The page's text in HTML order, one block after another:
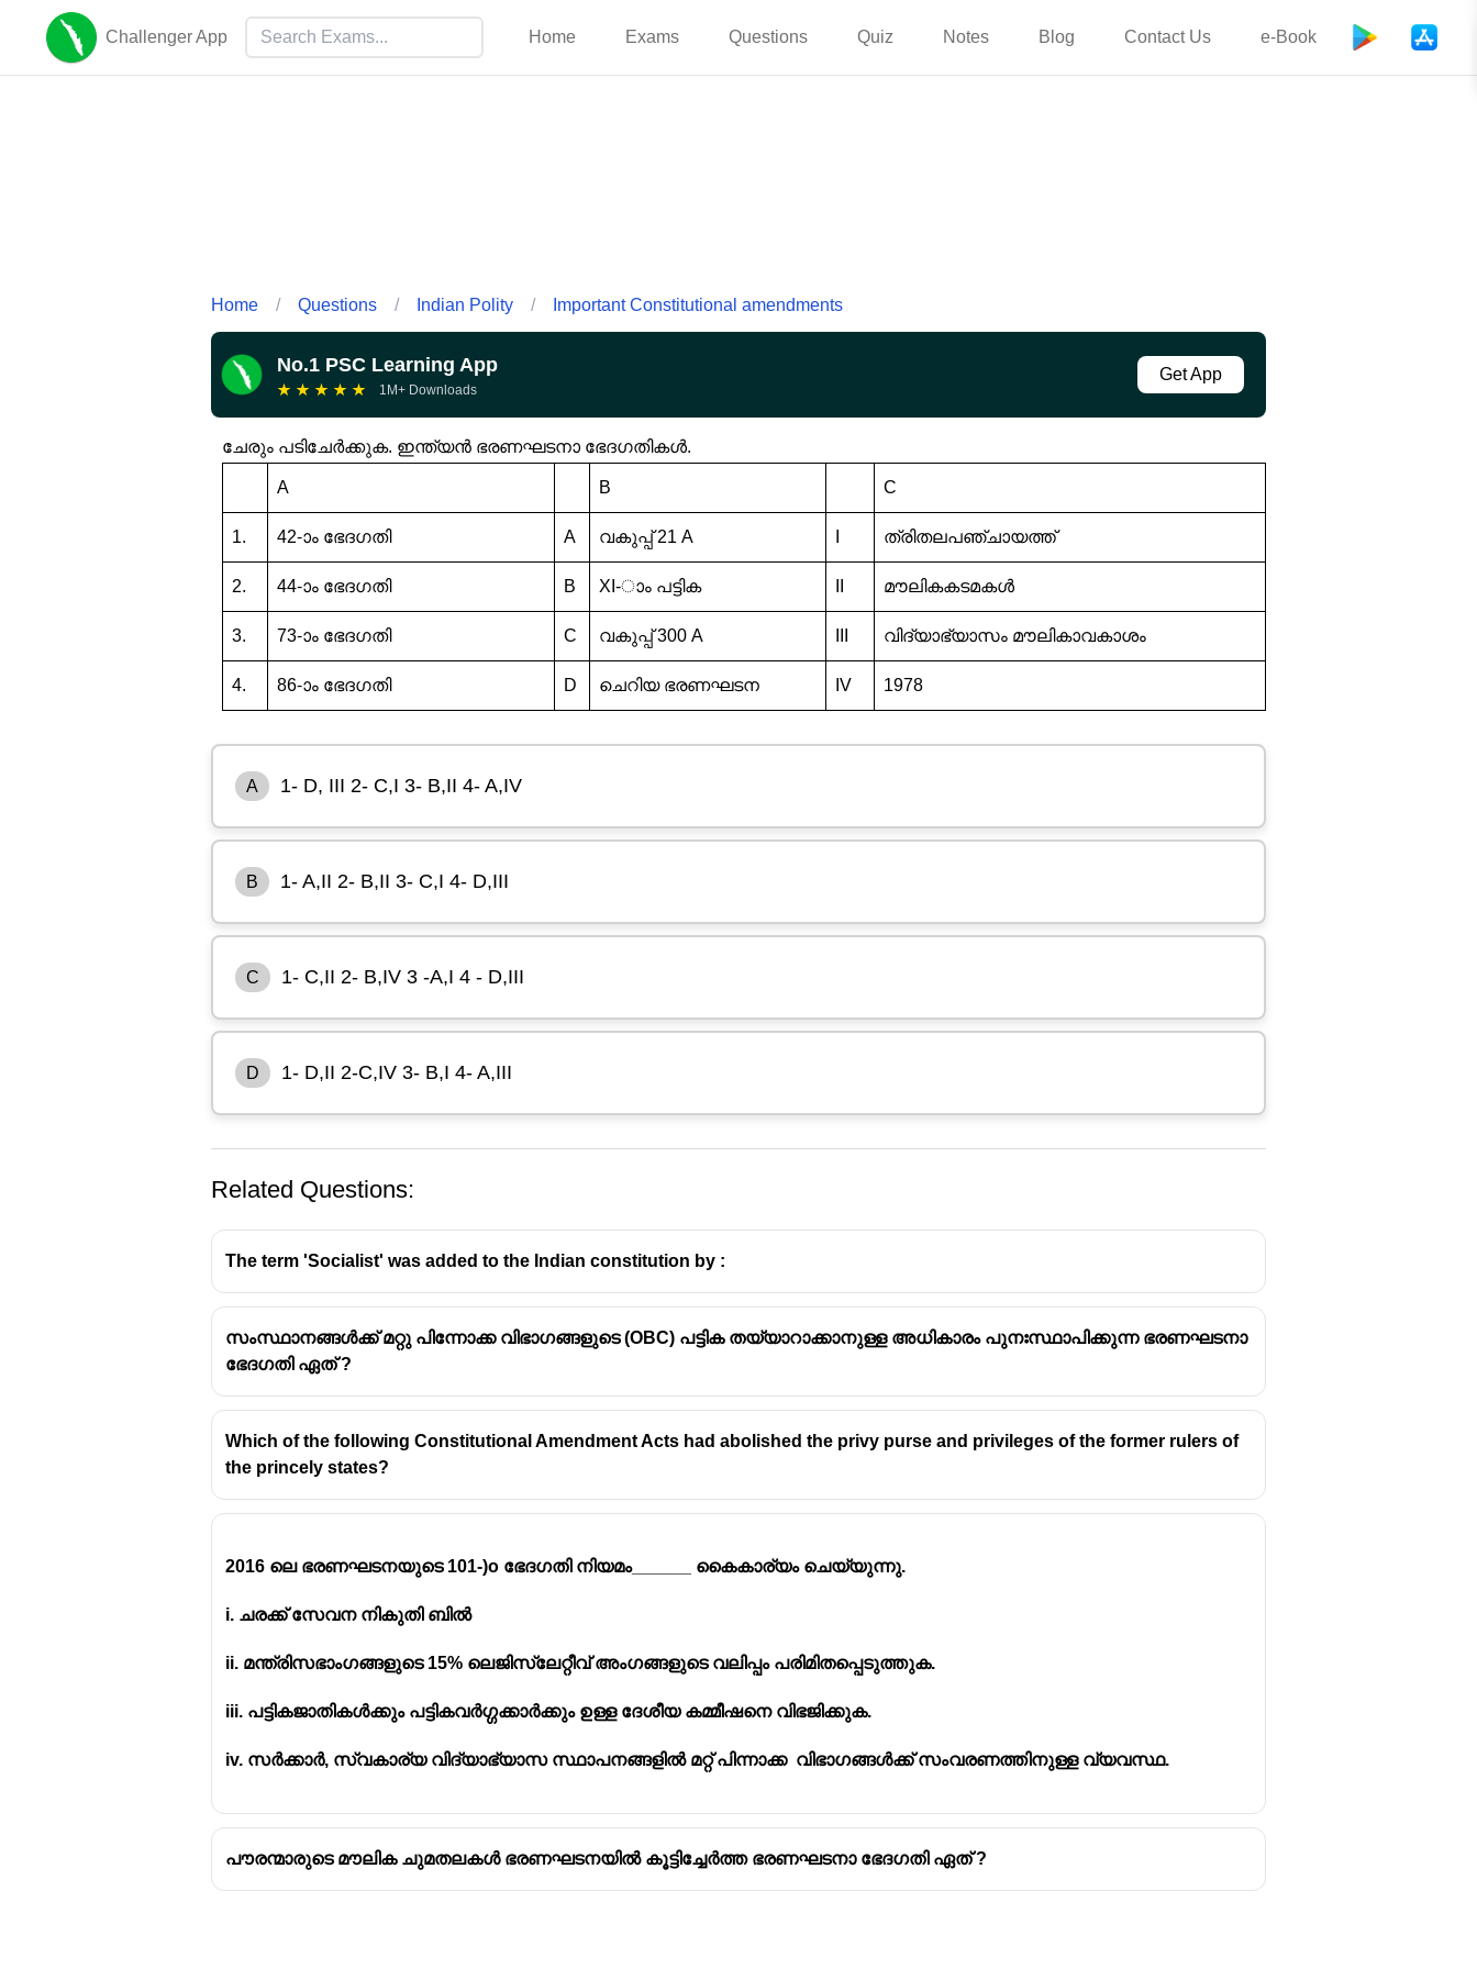
Challenger App Home Exams Questions Quiz Notes Blog Contact Us e-Book
Home / Questions / Indian Polity / Important Constitutional amendments
No.1 PSC Learning App
★ ★ ★ ★ ★ 1M+ Downloads
Get App
ചേരും പടിചേർക്കുക. ഇന്ത്യൻ ഭരണഘടനാ ഭേദഗതികൾ.
A B C
1. 42-ാം ഭേദഗതി A വകുപ്പ് 21 A ത്രിതലപഞ്ചായത്ത്
2. 44-ാം ഭേദഗതി B XI-ാം പട്ടിക മൗലികകടമകൾ
3. 73-ാം ഭേദഗതി C വകുപ്പ് 300 A വിദ്യാഭ്യാസം മൗലികാവകാശം
4. 86-ാം ഭേദഗതി D ചെറിയ ഭരണഘടന IV 1978
A 1- D, III 2- C,I 3- B,II 4- A,IV
B 1- A,II 2- B,II 3- C,I 4- D,III
C 1- C,II 2- B,IV 3 -A,I 4 - D,III
D 1- D,II 2-C,IV 3- B,I 4- A,III
ശരിയായ ഉത്തരം: ഓപ്ഷൻ D) 1- D,II 2-C,IV 3- B,I 4- A,III
ശരിയായ പൊരുത്തങ്ങൾ ഇവയാണ്:
44-ാം ഭേദഗതി → ആർട്ടിക്കിൾ 300A (C) ഉം 1978 (IV) ഉം വർഷം
73-ാം ഭേദഗതി → 11-ാം ഷെഡ്യൂൾ (B) ഉം ത്രിതല പഞ്ചായത്ത് (I) ഉം
86-ാം ഭേദഗതി → ആർട്ടിക്കിൾ 21A (A) ഉം മൗലികാവകാശമായി വിദ്യാഭ്യാസവും (III)
Related Questions:
The term 'Socialist' was added to the Indian constitution by :
സംസ്ഥാനങ്ങൾക്ക് മറ്റു പിന്നോക്ക വിഭാഗങ്ങളുടെ (OBC) പട്ടിക തയ്യാറാക്കാനുള്ള അധികാരം പുനഃസ്ഥാപിക്കുന്ന ഭരണഘടനാ
ഭേദഗതി ഏത് ?
Which of the following Constitutional Amendment Acts had abolished the privy purse and privileges of the former rulers of
the princely states?
2016 ലെ ഭരണഘടനയുടെ 101-)o ഭേദഗതി നിയമം______ കൈകാര്യം ചെയ്യുന്നു.
i. ചരക്ക് സേവന നികുതി ബിൽ
ii. മന്ത്രിസഭാംഗങ്ങളുടെ 15% ലെജിസ്ലേറ്റീവ് അംഗങ്ങളുടെ വലിപ്പം പരിമിതപ്പെടുത്തുക.
iii. പട്ടികജാതികൾക്കും പട്ടികവർഗ്ഗക്കാർക്കും ഉള്ള ദേശീയ കമ്മീഷനെ വിഭജിക്കുക.
iv. സർക്കാർ, സ്വകാര്യ വിദ്യാഭ്യാസ സ്ഥാപനങ്ങളിൽ മറ്റ് പിന്നാക്ക വിഭാഗങ്ങൾക്ക് സംവരണത്തിനുള്ള വ്യവസ്ഥ.
പൗരന്മാരുടെ മൗലിക ചുമതലകൾ ഭരണഘടനയിൽ കൂട്ടിച്ചേർത്ത ഭരണഘടനാ ഭേദഗതി ഏത് ?